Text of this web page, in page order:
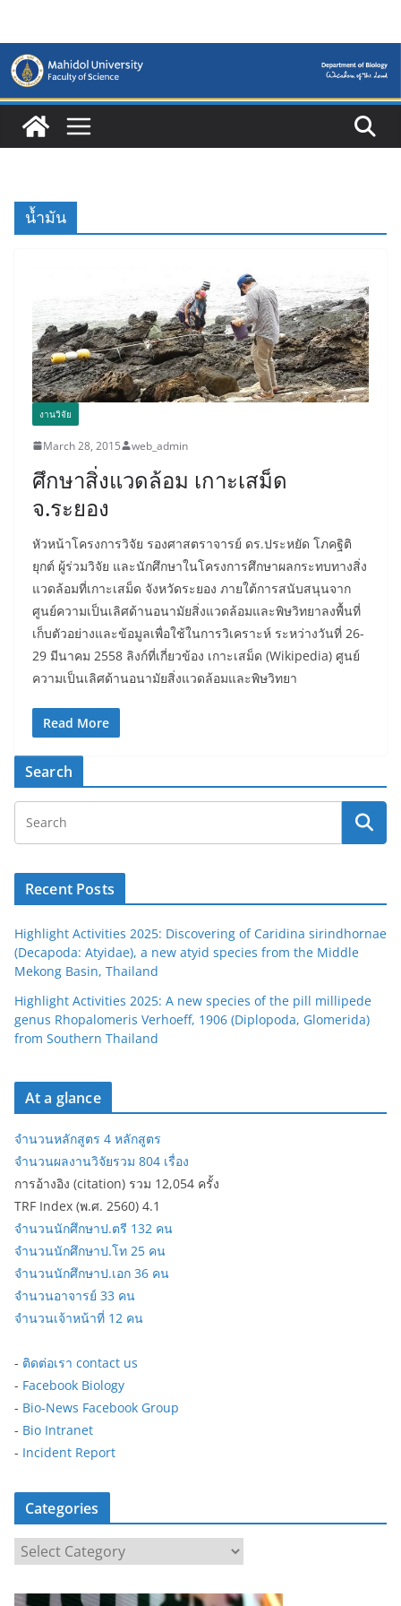
content
น้ำมัน
งานวิจัย
March 28, 2015 web_admin
ศึกษาสิ่งแวดล้อม เกาะเสม็ด
จ.ระยอง
หัวหน้าโครงการวิจัย รองศาสตราจารย์ ดร.ประหยัด โภคฐิติ
ยุกต์ ผู้ร่วมวิจัย และนักศึกษาในโครงการศึกษาผลกระทบทางสิ่ง
แวดล้อมที่เกาะเสม็ด จังหวัดระยอง ภายใต้การสนับสนุนจาก
ศูนย์ความเป็นเลิศด้านอนามัยสิ่งแวดล้อมและพิษวิทยาลงพื้นที่
เก็บตัวอย่างและข้อมูลเพื่อใช้ในการวิเคราะห์ ระหว่างวันที่ 26-
29 มีนาคม 2558 ลิงก์ที่เกี่ยวข้อง เกาะเสม็ด (Wikipedia) ศูนย์
ความเป็นเลิศด้านอนามัยสิ่งแวดล้อมและพิษวิทยา
Read More
Search
Recent Posts
Highlight Activities 2025: Discovering of Caridina sirindhornae
(Decapoda: Atyidae), a new atyid species from the Middle
Mekong Basin, Thailand
Highlight Activities 2025: A new species of the pill millipede
genus Rhopalomeris Verhoeff, 1906 (Diplopoda, Glomerida)
from Southern Thailand
At a glance
จำนวนหลักสูตร 4 หลักสูตร
จำนวนผลงานวิจัยรวม 804 เรื่อง
การอ้างอิง (citation) รวม 12,054 ครั้ง
TRF Index (พ.ศ. 2560) 4.1
จำนวนนักศึกษาป.ตรี 132 คน
จำนวนนักศึกษาป.โท 25 คน
จำนวนนักศึกษาป.เอก 36 คน
จำนวนอาจารย์ 33 คน
จำนวนเจ้าหน้าที่ 12 คน
- ติดต่อเรา contact us
- Facebook Biology
- Bio-News Facebook Group
- Bio Intranet
- Incident Report
Categories
a
t